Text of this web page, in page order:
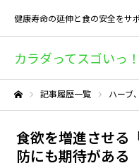
カラダってスゴいっ！
健康寿命の延伸と食の安全をサ
記事履歴一覧 ハーブ
食欲を増進させる
防にも期待がある